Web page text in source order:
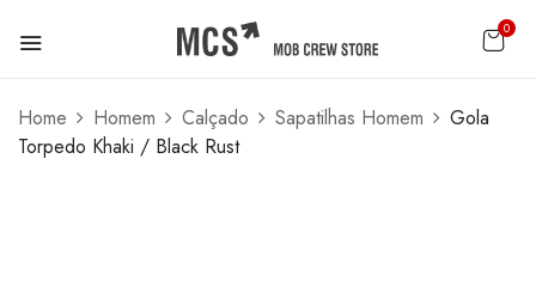
0
Home Homem Calçado Sapatilhas Homem
Gola
Torpedo Khaki / Black Rust